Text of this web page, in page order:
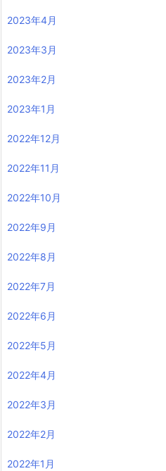
2023年4月
2023年3月
2023年2月
2023年1月
2022年12月
2022年11月
2022年10月
2022年9月
2022年8月
2022年7月
2022年6月
2022年5月
2022年4月
2022年3月
2022年2月
2022年1月